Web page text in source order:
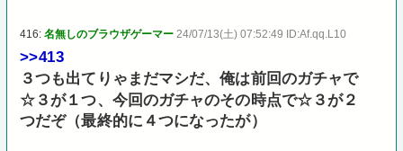
416:名無しのブラウザゲーマー 24/07/13(土) 07:52:49 ID:Af.qq.L10
>>413
３つも出てりゃまだマシだ、俺は前回のガチャで
☆３が１つ、今回のガチャのその時点で☆３が２
つだぞ（最終的に４つになったが）